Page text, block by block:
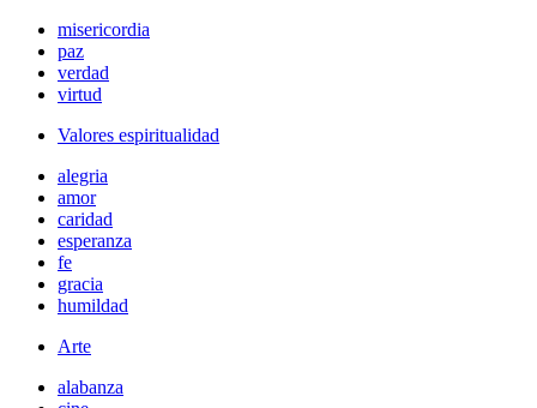
misericordia
paz
verdad
virtud
Valores espiritualidad
alegria
amor
caridad
esperanza
fe
gracia
humildad
Arte
alabanza